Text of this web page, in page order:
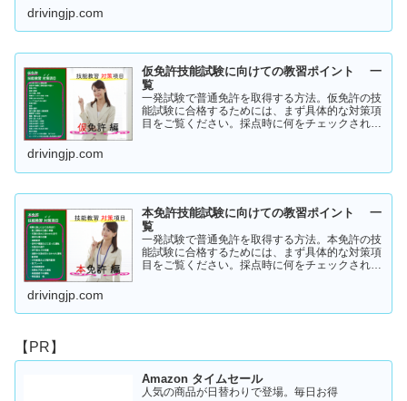
drivingjp.com
仮免許技能試験に向けての教習ポイント 一
覧
一発試験で普通免許を取得する方法。仮免許の技
能試験に合格するためには、まず具体的な対策項
目をご覧ください。採点時に何をチェックされる
drivingjp.com
本免許技能試験に向けての教習ポイント 一
覧
一発試験で普通免許を取得する方法。本免許の技
能試験に合格するためには、まず具体的な対策項
目をご覧ください。採点時に何をチェックされる
drivingjp.com
【PR】
Amazon タイムセール
人気の商品が日替わりで登場。毎日お得